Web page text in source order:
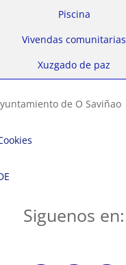
Piscina
Vivendas comunitarias
Xuzgado de paz
de O Saviñao
Siguenos en: